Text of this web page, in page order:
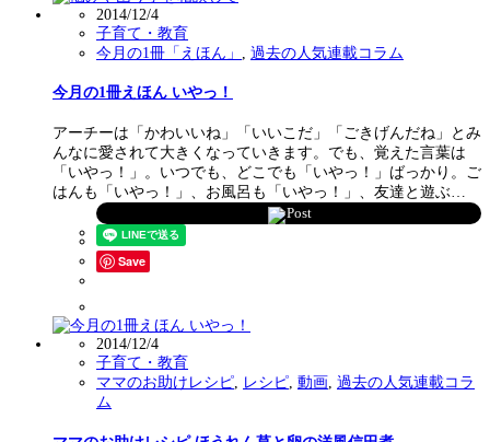
2014/12/4
子育て・教育
今月の1冊「えほん」
過去の人気連載コラム
今月の1冊えほん いやっ！
アーチーは「かわいいね」「いいこだ」「ごきげんだね」とみ
んなに愛されて大きくなっていきます。でも、覚えた言葉は
「いやっ！」。いつでも、どこでも「いやっ！」ばっかり。ご
はんも「いやっ！」、お風呂も「いやっ！」、友達と遊ぶ…
Post
Save
2014/12/4
子育て・教育
ママのお助けレシピ, レシピ, 動画, 過去の人気連載コラ
ム